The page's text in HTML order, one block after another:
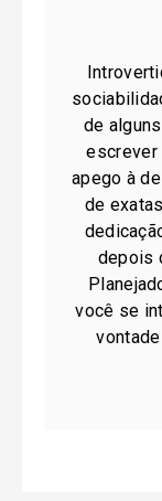
de
escrever
apego à
de
depois
você se